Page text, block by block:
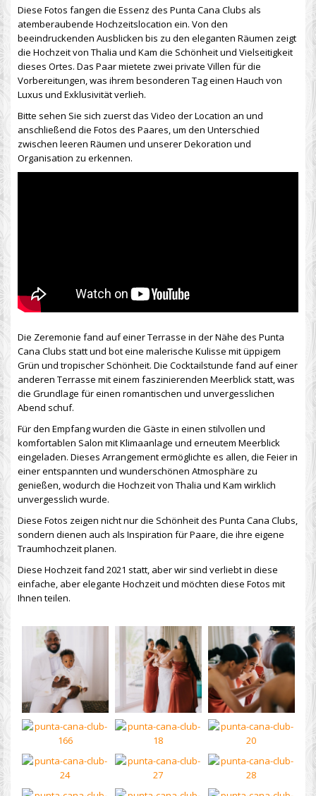
Diese Fotos fangen die Essenz des Punta Cana Clubs als
atemberaubende Hochzeitslocation ein. Von den
beeindruckenden Ausblicken bis zu den eleganten Räumen zeigt
die Hochzeit von Thalia und Kam die Schönheit und Vielseitigkeit
dieses Ortes. Das Paar mietete zwei private Villen für die
Vorbereitungen, was ihrem besonderen Tag einen Hauch von
Luxus und Exklusivität verlieh.
Bitte sehen Sie sich zuerst das Video der Location an und
anschließend die Fotos des Paares, um den Unterschied
zwischen leeren Räumen und unserer Dekoration und
Organisation zu erkennen.
Die Zeremonie fand auf einer Terrasse in der Nähe des Punta
Cana Clubs statt und bot eine malerische Kulisse mit üppigem
Grün und tropischer Schönheit. Die Cocktailstunde fand auf einer
anderen Terrasse mit einem faszinierenden Meerblick statt, was
die Grundlage für einen romantischen und unvergesslichen
Abend schuf.
Für den Empfang wurden die Gäste in einen stilvollen und
komfortablen Salon mit Klimaanlage und erneutem Meerblick
eingeladen. Dieses Arrangement ermöglichte es allen, die Feier in
einer entspannten und wunderschönen Atmosphäre zu
genießen, wodurch die Hochzeit von Thalia und Kam wirklich
unvergesslich wurde.
Diese Fotos zeigen nicht nur die Schönheit des Punta Cana Clubs,
sondern dienen auch als Inspiration für Paare, die ihre eigene
Traumhochzeit planen.
Diese Hochzeit fand 2021 statt, aber wir sind verliebt in diese
einfache, aber elegante Hochzeit und möchten diese Fotos mit
Ihnen teilen.